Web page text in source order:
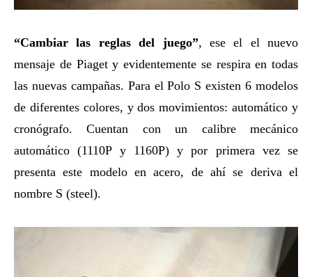
“Cambiar las reglas del juego”, ese el el nuevo
mensaje de Piaget y evidentemente se respira en todas
las nuevas campañas. Para el Polo S existen 6 modelos
de diferentes colores, y dos movimientos: automático y
cronógrafo. Cuentan con un calibre mecánico
automático (1110P y 1160P) y por primera vez se
presenta este modelo en acero, de ahí se deriva el
nombre S (steel).